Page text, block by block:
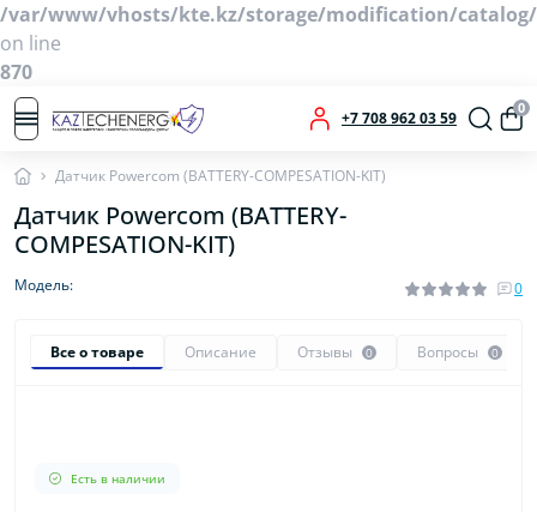
/var/www/vhosts/kte.kz/storage/modification/
on line
870
+7 708 962 03 59
0
Датчик Powercom (BATTERY-COMPESATION-KIT)
Датчик Powercom (BATTERY-
COMPESATION-KIT)
Модель: 0
Все о товаре Описание Отзывы 0 Вопросы 0
Есть в наличии